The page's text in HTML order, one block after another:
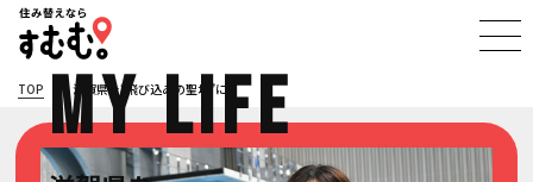
TOP /滋賀県を“飛び込みの聖地”に
My Town,
My Life